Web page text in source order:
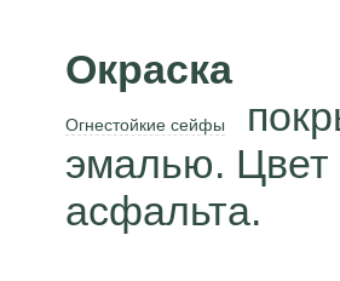
Окраска
Огнестойкие сейфы
эмалью. Цвет
асфальта.